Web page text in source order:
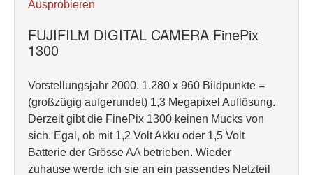
Ausprobieren
FUJIFILM DIGITAL CAMERA FinePix
1300
Vorstellungsjahr 2000, 1.280 x 960 Bildpunkte =
(großzügig aufgerundet) 1,3 Megapixel Auflösung.
Derzeit gibt die FinePix 1300 keinen Mucks von
sich. Egal, ob mit 1,2 Volt Akku oder 1,5 Volt
Batterie der Grösse AA betrieben. Wieder
zuhause werde ich sie an ein passendes Netzteil